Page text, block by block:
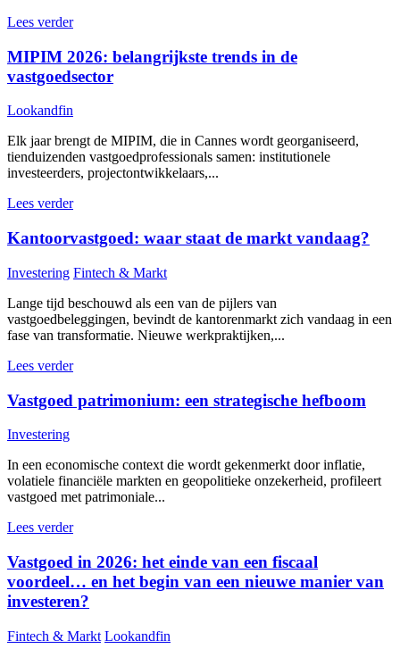
Lees verder
MIPIM 2026: belangrijkste trends in de
vastgoedsector
Lookandfin
Elk jaar brengt de MIPIM, die in Cannes wordt georganiseerd,
tienduizenden vastgoedprofessionals samen: institutionele
investeerders, projectontwikkelaars,...
Lees verder
Kantoorvastgoed: waar staat de markt vandaag?
Investering Fintech & Markt
Lange tijd beschouwd als een van de pijlers van
vastgoedbeleggingen, bevindt de kantorenmarkt zich vandaag in een
fase van transformatie. Nieuwe werkpraktijken,...
Lees verder
Vastgoed patrimonium: een strategische hefboom
Investering
In een economische context die wordt gekenmerkt door inflatie,
volatiele financiële markten en geopolitieke onzekerheid, profileert
vastgoed met patrimoniale...
Lees verder
Vastgoed in 2026: het einde van een fiscaal
voordeel… en het begin van een nieuwe manier van
investeren?
Fintech & Markt Lookandfin